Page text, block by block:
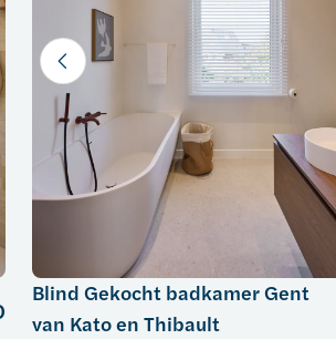
Blind Gekocht badkamer Gent
van Kato en Thibault